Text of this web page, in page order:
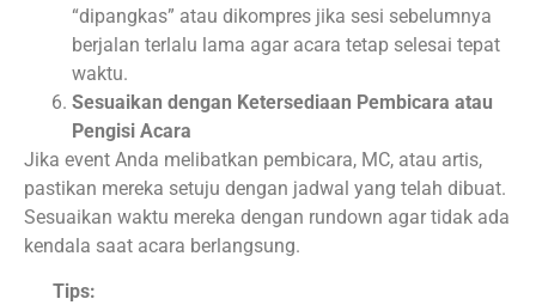
“dipangkas” atau dikompres jika sesi sebelumnya
berjalan terlalu lama agar acara tetap selesai tepat
waktu.
Sesuaikan dengan Ketersediaan Pembicara atau
Pengisi Acara
Jika event Anda melibatkan pembicara, MC, atau artis,
pastikan mereka setuju dengan jadwal yang telah dibuat.
Sesuaikan waktu mereka dengan rundown agar tidak ada
kendala saat acara berlangsung.
Tips: